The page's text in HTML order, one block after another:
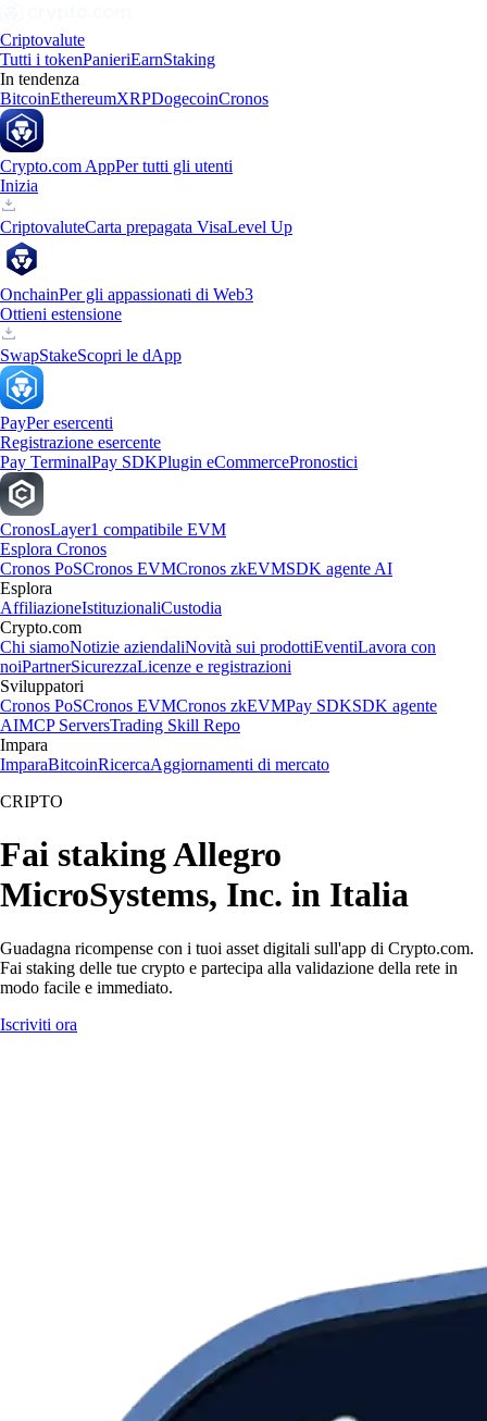
Criptovalute
Tutti i tokenPanieriEarnStaking
In tendenza
BitcoinEthereumXRPDogecoinCronos
Crypto.com AppPer tutti gli utenti
Inizia
CriptovaluteCarta prepagata VisaLevel Up
OnchainPer gli appassionati di Web3
Ottieni estensione
SwapStakeScopri le dApp
PayPer esercenti
Registrazione esercente
Pay TerminalPay SDKPlugin eCommercePronostici
CronosLayer1 compatibile EVM
Esplora Cronos
Cronos PoSCronos EVMCronos zkEVMSDK agente AI
Esplora
AffiliazioneIstituzionaliCustodia
Crypto.com
Chi siamoNotizie aziendaliNovità sui prodottiEventiLavora con
noiPartnerSicurezzaLicenze e registrazioni
Sviluppatori
Cronos PoSCronos EVMCronos zkEVMPay SDKSDK agente
AIMCP ServersTrading Skill Repo
Impara
ImparaBitcoinRicercaAggiornamenti di mercato
CRIPTO
Fai staking Allegro
MicroSystems, Inc. in Italia
Guadagna ricompense con i tuoi asset digitali sull'app di Crypto.com.
Fai staking delle tue crypto e partecipa alla validazione della rete in
modo facile e immediato.
Iscriviti ora